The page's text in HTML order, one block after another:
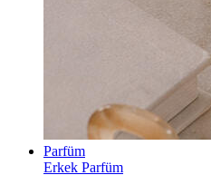
Parfüm
Erkek Parfüm